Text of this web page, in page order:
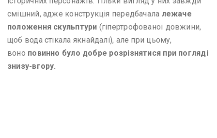
смішний, адже конструкція передбачала лежаче
положення скульптури (гіпертрофованої довжини,
щоб вода стікала якнайдалі), але при цьому,
воно повинно було добре розрізнятися при погляді
знизу-вгору.